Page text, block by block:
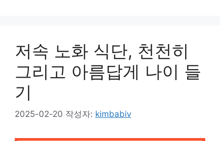
저속 노화 식단, 천천히
그리고 아름답게 나이 들
기
2025-02-20 작성자: kimbabiv